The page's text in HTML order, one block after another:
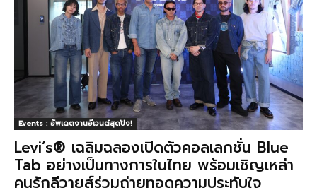
Events : อัพเดตงานอีเวนต์สุดปัง!
Levi’s® เฉลิมฉลองเปิดตัวคอลเลกชั่น Blue
Tab อย่างเป็นทางการในไทย พร้อมเชิญเหล่า
คนรักลีวายส์ร่วมถ่ายทอดความประทับใจ